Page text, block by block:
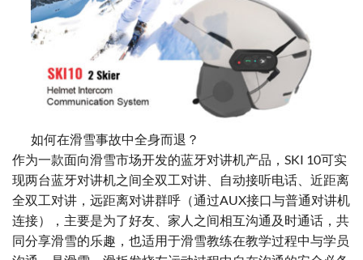
如何在滑雪事故中全身而退？
作为一款面向滑雪市场开发的蓝牙对讲机产品，SKI 10可实
现两台蓝牙对讲机之间全双工对讲、自动接听电话、近距离
全双工对讲，远距离对讲群呼（通过AUX接口与普通对讲机
连接），主要是为了好友、家人之间相互沟通及时通话，共
同分享滑雪的乐趣，也适用于滑雪教练在教学过程中与学员